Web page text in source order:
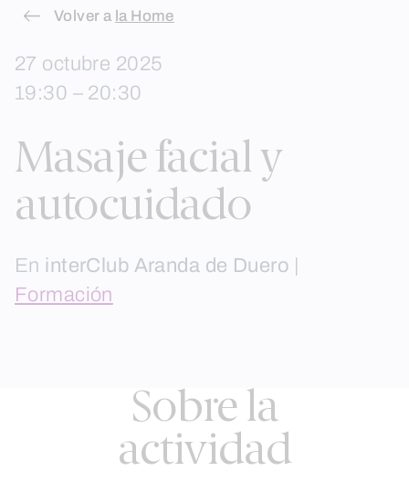
Skip
content
Volver a la Home
27 octubre 2025
19:30 – 20:30
Masaje facial y
autocuidado
En interClub Aranda de Duero
Formación
Sobre la
actividad